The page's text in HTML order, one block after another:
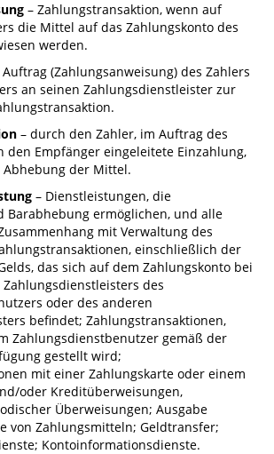
– Zahlungstransaktion, wenn auf
die Mittel auf das Zahlungskonto des
werden.
Auftrag (Zahlungsanweisung) des Zahlers
an seinen Zahlungsdienstleister zur
– durch den Zahler, im Auftrag des
den Empfänger eingeleitete Einzahlung,
der Mittel.
– Dienstleistungen, die
Barabhebung ermöglichen, und alle
mit Verwaltung des
einschließlich der
das sich auf dem Zahlungskonto bei
des
oder des anderen
befindet; Zahlungstransaktionen,
Zahlungsdienstbenutzer gemäß der
gestellt wird;
mit einer Zahlungskarte oder einem
oder Kreditüberweisungen,
Überweisungen; Ausgabe
von Zahlungsmitteln; Geldtransfer;
Kontoinformationsdienste.